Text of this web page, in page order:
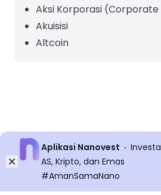
Aksi Korporasi
Akuisisi
Altcoin
Dismiss
Aplikasi Nanovest
AS, Kripto, dan Emas
#AmanSamaNano